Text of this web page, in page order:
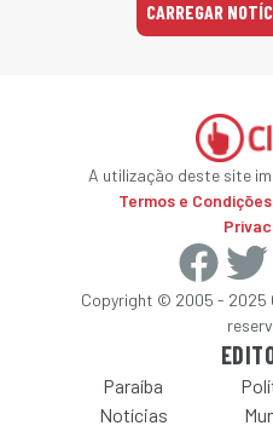
CARREGAR
A utilização deste site
Termos e Condições
Copyright © 2005 - 2025
Paraíba
Notícias